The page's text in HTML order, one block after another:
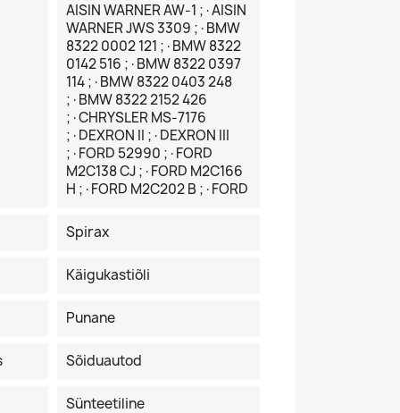
AISIN WARNER AW-1 ;·AISIN
WARNER JWS 3309 ;·BMW
8322 0002 121 ;·BMW 8322
0142 516 ;·BMW 8322 0397
114 ;·BMW 8322 0403 248
;·BMW 8322 2152 426
;·CHRYSLER MS-7176
;·DEXRON II ;·DEXRON III
;·FORD 52990 ;·FORD
M2C138 CJ ;·FORD M2C166
H ;·FORD M2C202 B ;·FORD
Spirax
Käigukastiõli
Punane
Sõiduautod
Sünteetiline